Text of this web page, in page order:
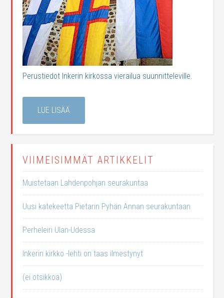
Perustiedot Inkerin kirkossa vierailua suunnitteleville.
LUE LISÄÄ
VIIMEISIMMÄT ARTIKKELIT
Muistetaan Lahdenpohjan seurakuntaa
Uusi katekeetta Pietarin Pyhän Annan seurakuntaan
Perheleiri Ulan-Udessa
Inkerin kirkko -lehti on taas ilmestynyt
(ei otsikkoa)